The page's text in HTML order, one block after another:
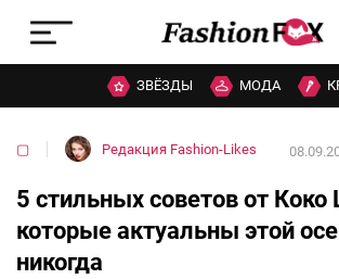
ЗВЁЗДЫ МОДА
▢ Редакция Fashion-Likes
5 стильных советов от
которые актуальны этой
никогда